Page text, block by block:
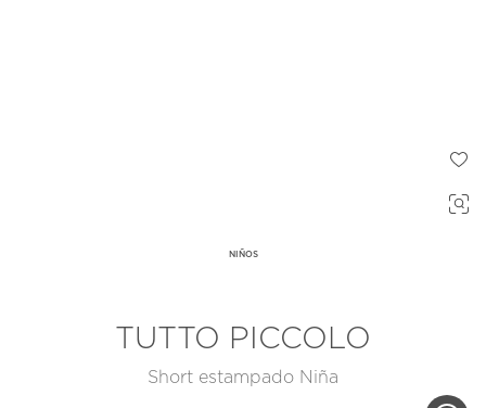
NIÑOS
TUTTO PICCOLO
Short estampado Niña